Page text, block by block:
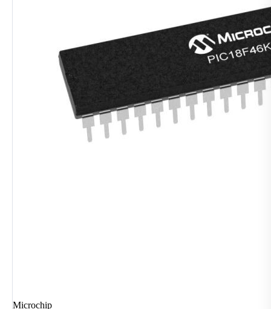
Microchip